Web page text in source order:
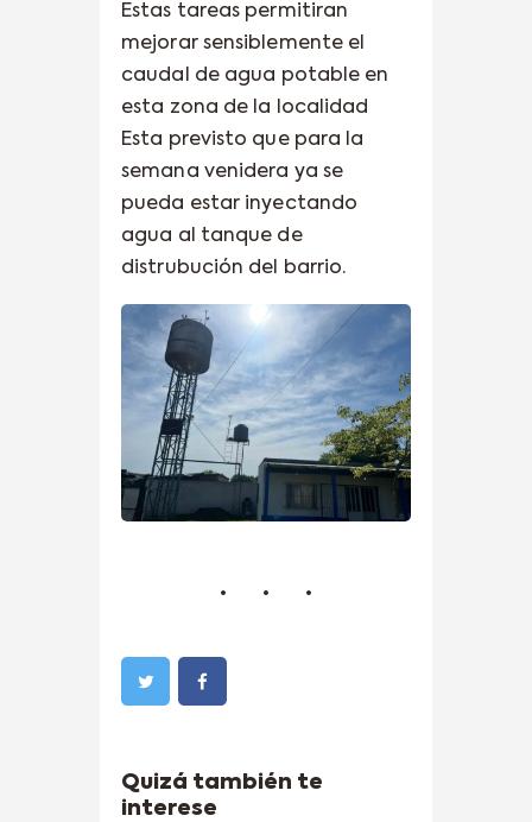
Estas tareas permitiran
mejorar sensiblemente el
caudal de agua potable en
esta zona de la localidad
Esta previsto que para la
semana venidera ya se
pueda estar inyectando
agua al tanque de
distrubución del barrio.
Quizá también te
interese